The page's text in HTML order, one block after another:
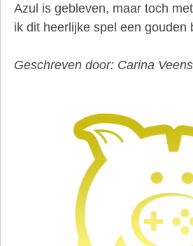
Azul is gebleven, maar toch
ik dit heerlijke spel een gouden
Geschreven door: Carina